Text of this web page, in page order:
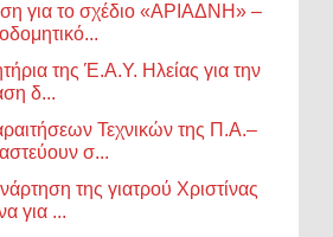
για το σχέδιο «ΑΡΙΑΔΝΗ» –
της Έ.Α.Υ. Ηλείας για την
δ...
Τεχνικών της Π.Α.–
σ...
της γιατρού Χριστίνας
για ...